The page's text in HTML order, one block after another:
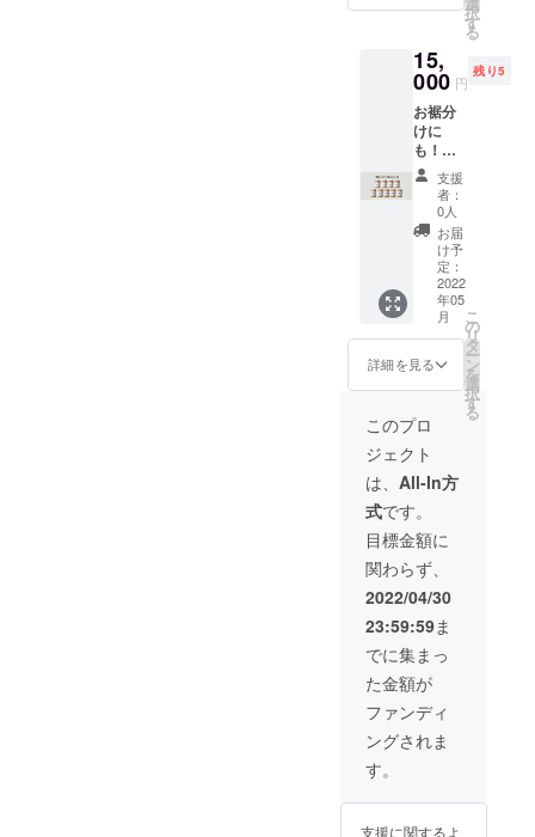
日（商
品に記
載）
sealas
商品
券：
2022年
10月末
までご
利用可
※開封後
はお早
めにお
召し上
がりく
ださい
※完成次
年5月中
定）随
時配送
いたし
ます
ル漬
と、一
番網の
しらす
と野菜
の
nokke3
個の
セット
＋お礼
のメッ
セージ
です。
【備
考】 ※
送料込
※常温で
発送 ※
番網の
しらす
と野菜
nokke
：約90
日（商
品に記
載）
SEALA
S
CAN：
2024年
4月以降
のもの
（商品
に記
載） ※
開封後
召し上
がりく
択
す
る
15,
000 円
残り5
お裾分
けに
も！一
番網の
しらす
と野菜
の
nokke
の9個
セット
（3個
セット
×3）＋
お礼の
メッ
セージ
をお送
りしま
す。
【備
考】 ※
送料込
※常温で
発送 ※
賞味期
限：約
90日
（商品
に記
載） ※
開封後
はお早
めにお
召し上
※完成次
支援
者：
0人
お届
け予
定：
2022
年05
月
詳細を見る
こ
の
リ
タ
ー
ン
を
選
択
す
る
このプロ
ジェクト
は、 All-In方
式です。
目標金額に
関わらず、
2022/04/30
23:59:59ま
でに集まっ
た金額が
ファンディ
ングされま
す。
支援に関するよ